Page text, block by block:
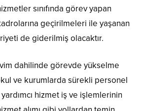
sınıfında görev yapan
geçirilmeleri ile yaşanan
de giderilmiş olacaktır.
dahilinde görevde yükselme
ve kurumlarda sürekli personel
yardımcı hizmet iş ve işlemlerinin